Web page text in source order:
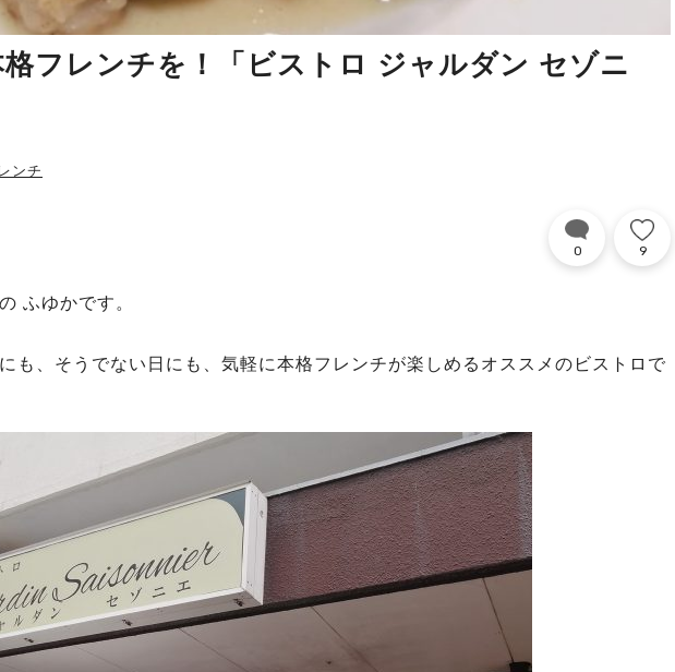
格フレンチを！「ビストロ ジャルダン セゾニ
ンチ
0 9
ふゆかです。
も、そうでない日にも、気軽に本格フレンチが楽しめるオススメのビストロで